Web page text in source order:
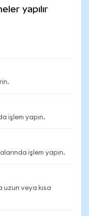
yapılır
işlem yapın.
işlem yapın.
veya kısa